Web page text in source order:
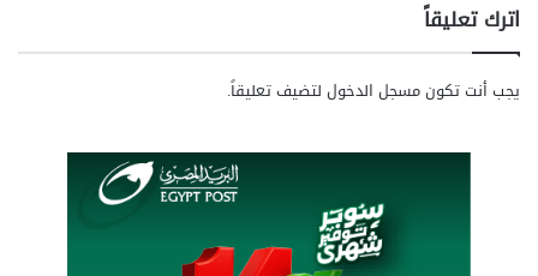
اترك تعليقاً
يجب أنت تكونمسجل الدخول لتضيف تعليقاً.